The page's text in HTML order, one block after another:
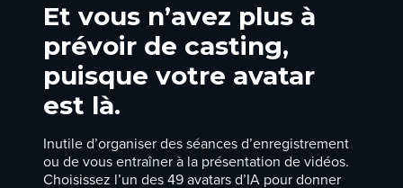
Et vous n’avez plus à
prévoir de casting,
puisque votre avatar
est là.
Inutile d’organiser des séances d’enregistrement
ou de vous entraîner à la présentation de vidéos.
Choisissez l’un des 49 avatars d’IA pour donner